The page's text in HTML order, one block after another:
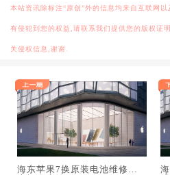
本站资讯除标注“原创”外的信息均来自互联网
有侵犯到您的权益,请联系我们提供您的版权证
关侵权信息,谢谢.
海东苹果7换原装电池维修店